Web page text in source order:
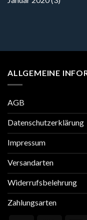
ALLGEMEINE
AGB
Datenschutzerklärung
Impressum
Versandarten
Widerrufsbelehrung
Zahlungsarten